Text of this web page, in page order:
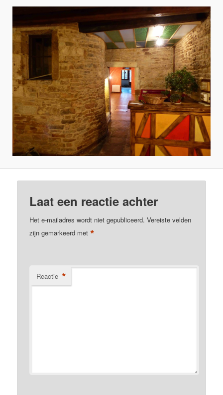
Laat een reactie achter
Het e-mailadres wordt niet gepubliceerd. Vereiste velden
zijn gemarkeerd met*
Reactie *